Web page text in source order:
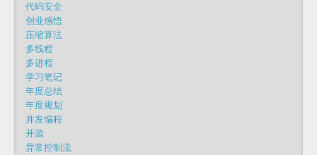
代码安全
创业感悟
压缩算法
多线程
多进程
学习笔记
年度总结
年度规划
并发编程
开源
异常控制流